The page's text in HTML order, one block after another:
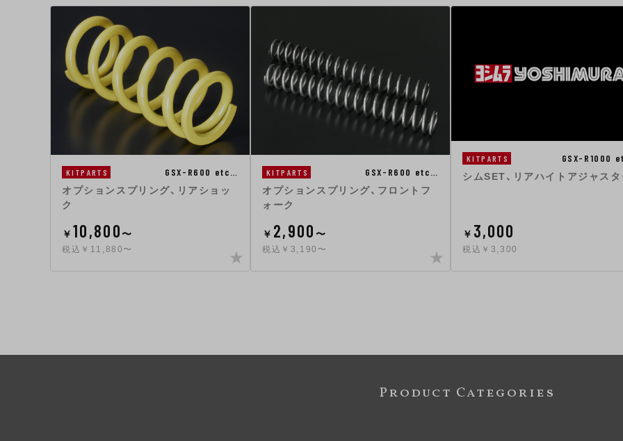
KITPARTS GSX-R600 etc…
オプションスプリング、リアショッ
ク
￥ 10,800〜
税込￥11,880〜
KITPARTS GSX-R600 etc…
オプションスプリング、フロントフ
ォーク
￥ 2,900 〜
税込￥3,190〜
KITPARTS GSX-R1000
シムSET、リアハイトアジャスタ
￥ 3,000
税込￥3,300
Product Categories